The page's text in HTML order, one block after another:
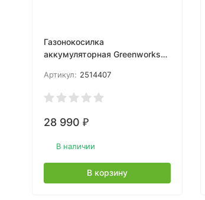
Газонокосилка
аккумуляторная Greenworks
бесщеточная, без АКБ и ЗУ
Артикул: 2514407
28 990 ₽
В наличии
В корзину